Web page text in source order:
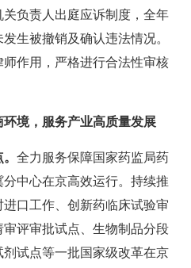
负责人出庭应诉制度，全年
生被撤销及确认违法情况。
作用，严格进行合法性审核
境，服务产业高质量发展
全力服务保障国家药监局药
中心在京高效运行。持续推
口工作、创新药临床试验审
评审批试点、生物制品分段
试点等一批国家级改革在京